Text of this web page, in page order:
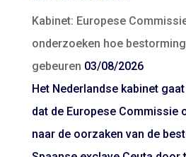
Kabinet: Europese
onderzoeken hoe
gebeuren 03/08/2026
Het Nederlandse kabinet
dat de Europese Commissie
naar de oorzaken van de